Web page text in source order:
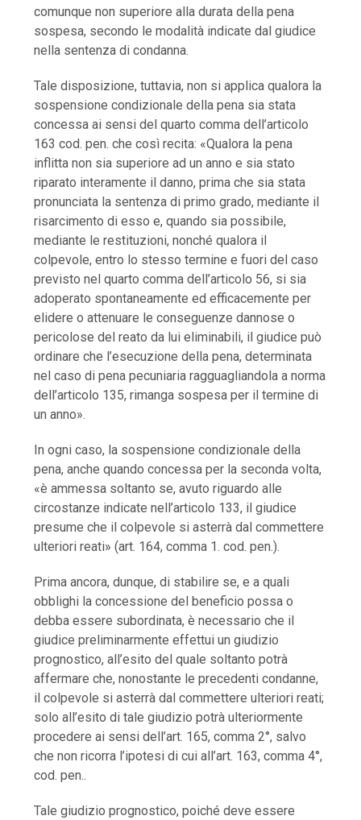
comunque non superiore alla durata della pena
sospesa, secondo le modalità indicate dal giudice
nella sentenza di condanna.
Tale disposizione, tuttavia, non si applica qualora la
sospensione condizionale della pena sia stata
concessa ai sensi del quarto comma dell’articolo
163 cod. pen. che così recita: «Qualora la pena
inflitta non sia superiore ad un anno e sia stato
riparato interamente il danno, prima che sia stata
pronunciata la sentenza di primo grado, mediante il
risarcimento di esso e, quando sia possibile,
mediante le restituzioni, nonché qualora il
colpevole, entro lo stesso termine e fuori del caso
previsto nel quarto comma dell’articolo 56, si sia
adoperato spontaneamente ed efficacemente per
elidere o attenuare le conseguenze dannose o
pericolose del reato da lui eliminabili, il giudice può
ordinare che l’esecuzione della pena, determinata
nel caso di pena pecuniaria ragguagliandola a norma
dell’articolo 135, rimanga sospesa per il termine di
un anno».
In ogni caso, la sospensione condizionale della
pena, anche quando concessa per la seconda volta,
«è ammessa soltanto se, avuto riguardo alle
circostanze indicate nell’articolo 133, il giudice
presume che il colpevole si asterrà dal commettere
ulteriori reati» (art. 164, comma 1. cod. pen.).
Prima ancora, dunque, di stabilire se, e a quali
obblighi la concessione del beneficio possa o
debba essere subordinata, è necessario che il
giudice preliminarmente effettui un giudizio
prognostico, all’esito del quale soltanto potrà
affermare che, nonostante le precedenti condanne,
il colpevole si asterrà dal commettere ulteriori reati;
solo all’esito di tale giudizio potrà ulteriormente
procedere ai sensi dell’art. 165, comma 2°, salvo
che non ricorra l’ipotesi di cui all’art. 163, comma 4°,
cod. pen..
Tale giudizio prognostico, poiché deve essere